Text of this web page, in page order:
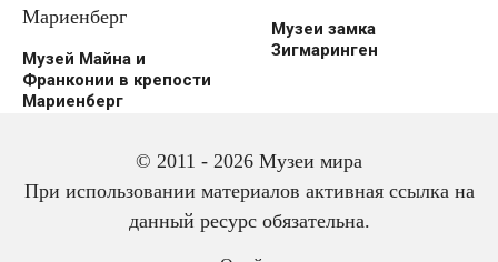
Музей Майна и
Франконии в крепости
Мариенберг
Музеи замка
Зигмаринген
© 2011 - 2026 Музеи мира
При использовании материалов активная ссылка на
данный ресурс обязательна.